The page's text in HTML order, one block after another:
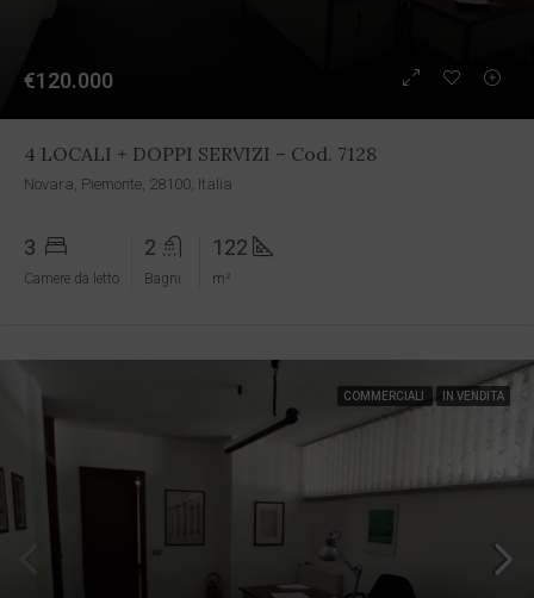
€120.000
4 LOCALI + DOPPI SERVIZI – Cod. 7128
Novara, Piemonte, 28100, Italia
3
Camere da letto
2
Bagni
122
m²
COMMERCIALI IN VENDITA